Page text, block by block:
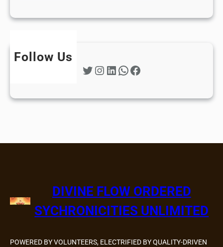
Follow Us
Twitter Instagram LinkedIn WhatsApp Facebook
DIVINE FLOW ORDERED
SYCHRONICITIES UNLIMITED
POWERED BY VOLUNTEERS, ELECTRIFIED BY QUALITY-DRIVEN